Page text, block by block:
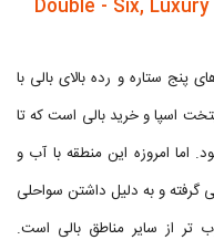
ستاره و رده بالای بالی با
اسپا و خرید بالی است که تا
اما امروزه این منطقه با آب و
گرفته و به دلیل داشتن سواحلی
تر از سایر مناطق بالی است.